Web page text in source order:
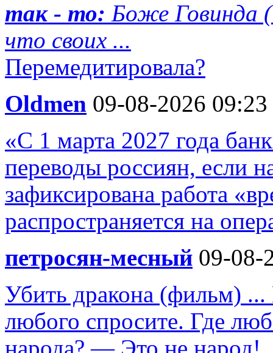
так - то: Боже Говинда
что своих ...
Перемедитировала?
Oldmen 09-08-2026 09:23
«С 1 марта 2027 года
переводы россиян, если
зафиксирована работа
распространяется на
петросян-месный 09-08-
Убить дракона (фильм)
любого спросите. Где